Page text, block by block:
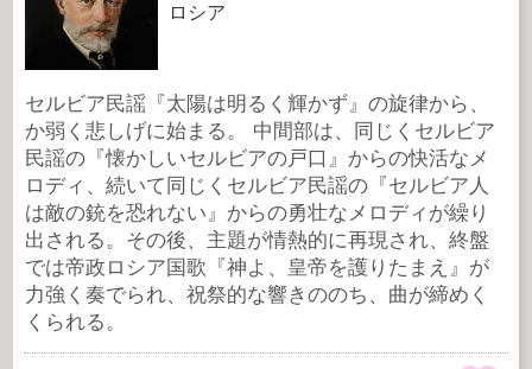
ロシア
セルビア民謡『太陽は明るく輝かず』の旋律から、
か弱く悲しげに始まる。 中間部は、同じくセルビア
民謡の『懐かしいセルビアの戸口』からの快活なメ
ロディ、続いて同じくセルビア民謡の『セルビア人
は敵の銃を恐れない』からの勇壮なメロディが繰り
出される。その後、主題が情熱的に再現され、終盤
では帝政ロシア国歌『神よ、皇帝を護りたまえ』が
力強く奏でられ、祝祭的な響きののち、曲が締めく
くられる。